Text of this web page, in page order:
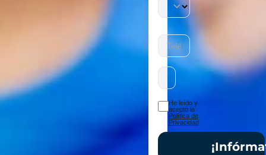
He leído y
acepto la
Política de
Privacidad